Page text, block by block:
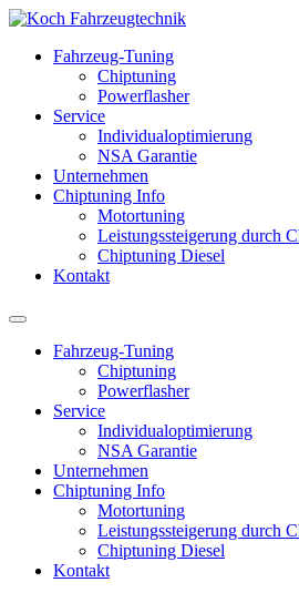
Fahrzeug-Tuning
Chiptuning
Powerflasher
Service
Individualoptimierung
NSA Garantie
Unternehmen
Chiptuning Info
Motortuning
Leistungssteigerung durch
Chiptuning Diesel
Kontakt
Fahrzeug-Tuning
Chiptuning
Powerflasher
Service
Individualoptimierung
NSA Garantie
Unternehmen
Chiptuning Info
Motortuning
Leistungssteigerung durch
Chiptuning Diesel
Kontakt